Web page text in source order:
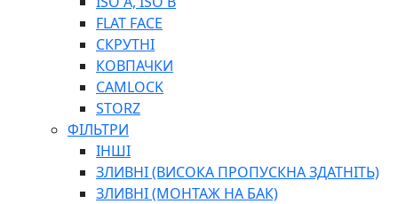
ШЛАНГИ
ГОСПОДАРСЬКІ ТОВАРИ
ПНЕВМАТИЧНІ ІНСТРУМЕНТИ
З'ЄДНУВАЛЬНІ ІНСТРУМЕНТИ ТА МАТЕРІАЛИ
ЯЩИКИ, ШАФИ, ТА СУМКИ ДЛЯ ІНСТРУМЕНТІВ
ЗАСОБИ ЗАХИСТУ
СТЕПЛЕРИ, ЗАКЛЕПОЧНИКИ
ГІДРАВЛІЧНІ ІНСТРУМЕНТИ
ТЕХНІЧНА ХІМІЯ
FLAT FACE
СКРУТНІ
КОВПАЧКИ
CAMLOCK
STORZ
ФІЛЬТРИ
ІНШІ
ЗЛИВНІ (ВИСОКА ПРОПУСКНА ЗДАТНІТЬ)
ЗЛИВНІ (МОНТАЖ НА БАК)